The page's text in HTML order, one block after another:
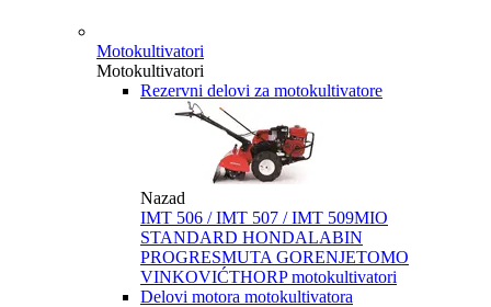
Motokultivatori
Motokultivatori
Rezervni delovi za motokultivatore
Nazad
IMT 506 / IMT 507 / IMT 509MIO
STANDARD HONDALABIN
PROGRESMUTA GORENJETOMO
VINKOVIĆTHORP motokultivatori
Delovi motora motokultivatora